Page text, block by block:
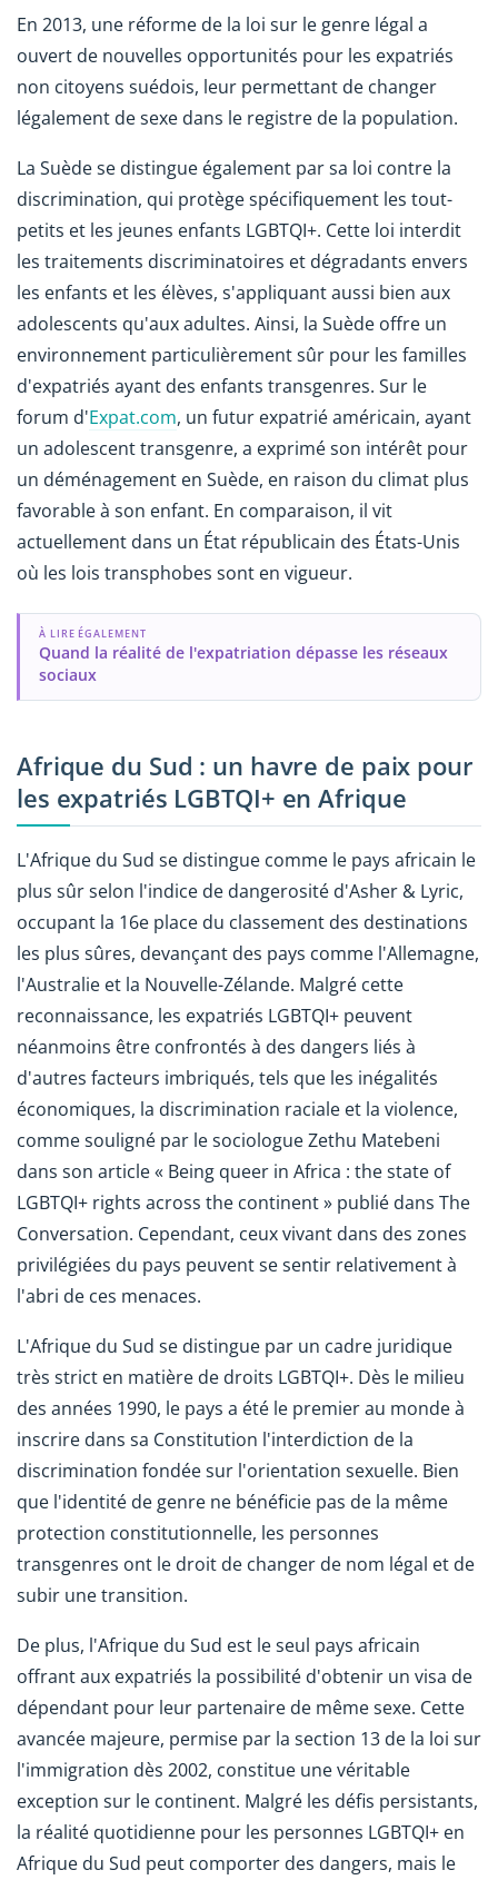
En 2013, une réforme de la loi sur le genre légal a
ouvert de nouvelles opportunités pour les expatriés
non citoyens suédois, leur permettant de changer
légalement de sexe dans le registre de la population.
La Suède se distingue également par sa loi contre la
discrimination, qui protège spécifiquement les tout-
petits et les jeunes enfants LGBTQI+. Cette loi interdit
les traitements discriminatoires et dégradants envers
les enfants et les élèves, s'appliquant aussi bien aux
adolescents qu'aux adultes. Ainsi, la Suède offre un
environnement particulièrement sûr pour les familles
d'expatriés ayant des enfants transgenres. Sur le
forum d'Expat.com, un futur expatrié américain, ayant
un adolescent transgenre, a exprimé son intérêt pour
un déménagement en Suède, en raison du climat plus
favorable à son enfant. En comparaison, il vit
actuellement dans un État républicain des États-Unis
où les lois transphobes sont en vigueur.
À LIRE ÉGALEMENT
Quand la réalité de l'expatriation dépasse les réseaux
sociaux
Afrique du Sud : un havre de paix pour
les expatriés LGBTQI+ en Afrique
L'Afrique du Sud se distingue comme le pays africain le
plus sûr selon l'indice de dangerosité d'Asher & Lyric,
occupant la 16e place du classement des destinations
les plus sûres, devançant des pays comme l'Allemagne,
l'Australie et la Nouvelle-Zélande. Malgré cette
reconnaissance, les expatriés LGBTQI+ peuvent
néanmoins être confrontés à des dangers liés à
d'autres facteurs imbriqués, tels que les inégalités
économiques, la discrimination raciale et la violence,
comme souligné par le sociologue Zethu Matebeni
dans son article « Being queer in Africa : the state of
LGBTQI+ rights across the continent » publié dans The
Conversation. Cependant, ceux vivant dans des zones
privilégiées du pays peuvent se sentir relativement à
l'abri de ces menaces.
L'Afrique du Sud se distingue par un cadre juridique
très strict en matière de droits LGBTQI+. Dès le milieu
des années 1990, le pays a été le premier au monde à
inscrire dans sa Constitution l'interdiction de la
discrimination fondée sur l'orientation sexuelle. Bien
que l'identité de genre ne bénéficie pas de la même
protection constitutionnelle, les personnes
transgenres ont le droit de changer de nom légal et de
subir une transition.
De plus, l'Afrique du Sud est le seul pays africain
offrant aux expatriés la possibilité d'obtenir un visa de
dépendant pour leur partenaire de même sexe. Cette
avancée majeure, permise par la section 13 de la loi sur
l'immigration dès 2002, constitue une véritable
exception sur le continent. Malgré les défis persistants,
la réalité quotidienne pour les personnes LGBTQI+ en
Afrique du Sud peut comporter des dangers, mais le